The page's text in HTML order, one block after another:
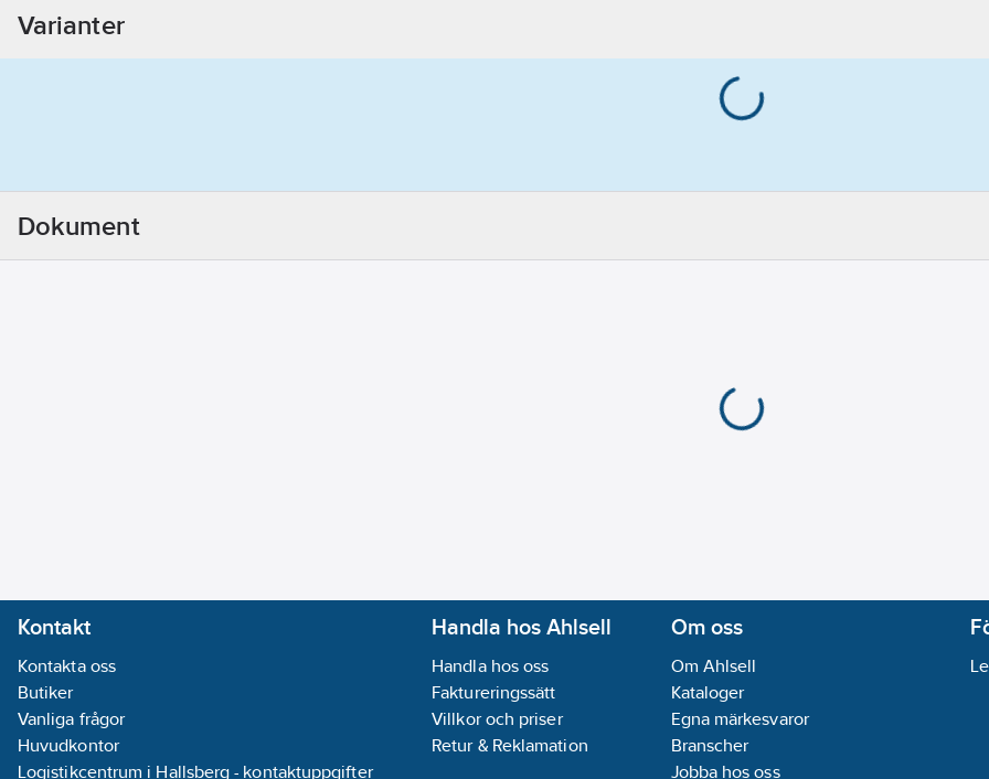
Varianter
Dokument
Kontakt
Kontakta oss
Butiker
Vanliga frågor
Huvudkontor
Logistikcentrum i Hallsberg - kontaktuppgifter
Handla hos Ahlsell
Handla hos oss
Faktureringssätt
Villkor och priser
Retur & Reklamation
Om oss
Om Ahlsell
Kataloger
Egna märkesvaror
Branscher
Jobba hos oss